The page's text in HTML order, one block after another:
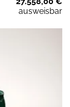
ausweisbar